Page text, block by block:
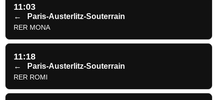
11:03
← Paris-Austerlitz-Souterrain
RER MONA
11:18
← Paris-Austerlitz-Souterrain
RER ROMI